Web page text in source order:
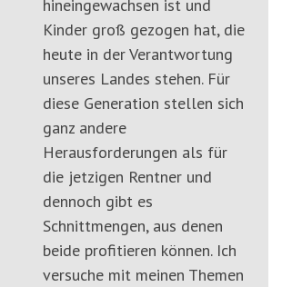
hineingewachsen ist und
Kinder groß gezogen hat, die
heute in der Verantwortung
unseres Landes stehen. Für
diese Generation stellen sich
ganz andere
Herausforderungen als für
die jetzigen Rentner und
dennoch gibt es
Schnittmengen, aus denen
beide profitieren können. Ich
versuche mit meinen Themen